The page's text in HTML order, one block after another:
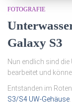
FOTOGRAFIE
Galaxy S3
Nun endlich sind
bearbeitet und
Entstanden im
S3/S4 UW-Gehäuse